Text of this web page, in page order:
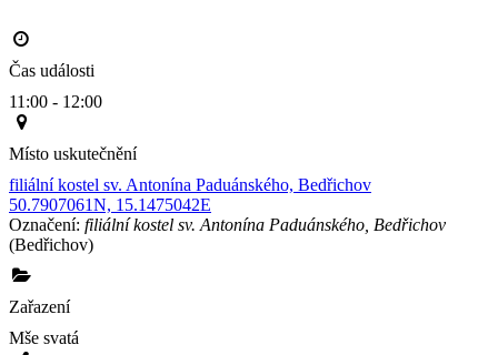
Čas události
11:00 - 12:00
Místo uskutečnění
filiální kostel sv. Antonína Paduánského, Bedřichov
50.7907061N, 15.1475042E
Označení: filiální kostel sv. Antonína Paduánského, Bedřichov
(Bedřichov)
Zařazení
Mše svatá